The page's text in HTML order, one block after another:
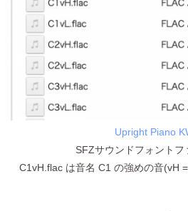
Upright Piano
SFZサウンドフォントフ
C1vH.flac は音名 C1 の強めの音(vH